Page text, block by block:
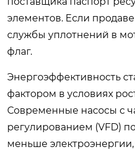
элементов. Если
службы уплотнений в
флаг.
Энергоэффективность
фактором в условиях
Современные насосы с
регулированием (VFD)
меньше